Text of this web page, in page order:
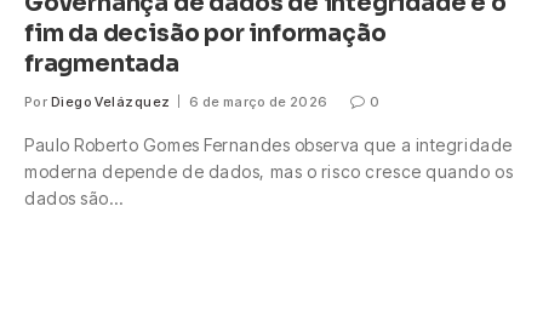
fim da decisão por informação
fragmentada
Por Diego Velázquez 6 de março de 2026 0
Paulo Roberto Gomes Fernandes observa que a integridade
moderna depende de dados, mas o risco cresce quando os
dados são…